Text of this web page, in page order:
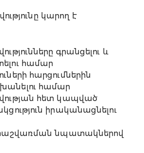
կարող է
գրանցելու և
համար
հարցումներին
համար
հետ կապված
իրականացնելու
նպատակներով